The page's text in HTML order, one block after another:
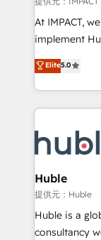
Netsuite 🤖
the rare
Accreditation,
new
CRM
At IMPACT,
implement HubSpot. We teach
master it. As the creators of the Endless Customers
System™ (the
Answer),
entirely
skills,
attract the
without outside
Set up, audit,
Get your
pipeline and
Elite5.0
Huble
提供元：Huble
Huble is a
consultancy